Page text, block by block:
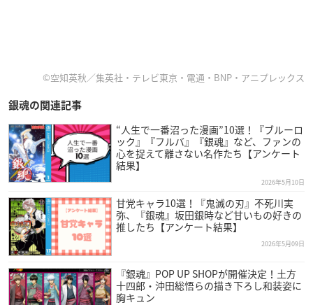
©空知英秋／集英社・テレビ東京・電通・BNP・アニプレックス
銀魂の関連記事
“人生で一番沼った漫画”10選！『ブルーロ
ック』『フルバ』『銀魂』など、ファンの
心を捉えて離さない名作たち【アンケート
結果】
2026年5月10日
甘党キャラ10選！『鬼滅の刃』不死川実
弥、『銀魂』坂田銀時など甘いもの好きの
推したち【アンケート結果】
2026年5月09日
『銀魂』POP UP SHOPが開催決定！土方
十四郎・沖田総悟らの描き下ろし和装姿に
胸キュン